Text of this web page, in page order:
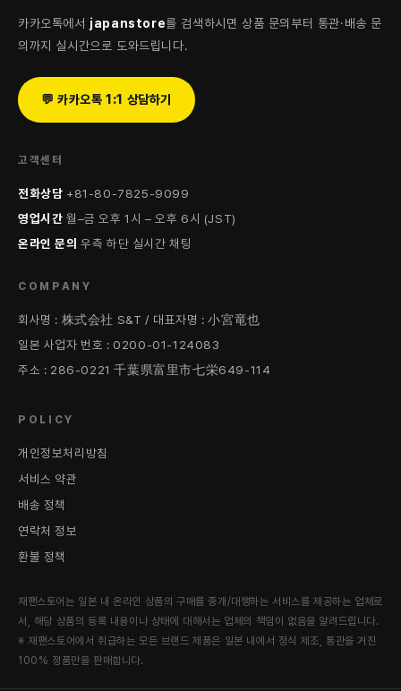
카카오톡에서 japanstore를 검색하시면 상품 문의부터 통관·배송 문
의까지 실시간으로 도와드립니다.
💬 카카오톡 1:1 상담하기
고객센터
전화상담 +81-80-7825-9099
영업시간 월–금 오후 1시 – 오후 6시 (JST)
온라인 문의 우측 하단 실시간 채팅
COMPANY
회사명 : 株式会社 S&T / 대표자명 : 小宮竜也
일본 사업자 번호 : 0200-01-124083
주소 : 286-0221 千葉県富里市七栄649-114
POLICY
개인정보처리방침
서비스 약관
배송 정책
연락처 정보
환불 정책
재팬스토어는 일본 내 온라인 상품의 구매를 중개/대행하는 서비스를 제공하는 업체로
서, 해당 상품의 등록 내용이나 상태에 대해서는 업체의 책임이 없음을 알려드립니다.
※ 재팬스토어에서 취급하는 모든 브랜드 제품은 일본 내에서 정식 제조, 통관을 거친
100% 정품만을 판매합니다.